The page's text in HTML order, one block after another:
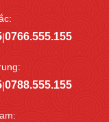
|0766.555.155
|0788.555.155